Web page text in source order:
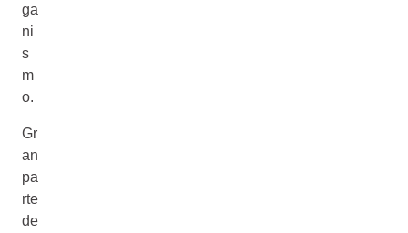
ga
ni
s
m
o.
Gr
an
pa
rte
de